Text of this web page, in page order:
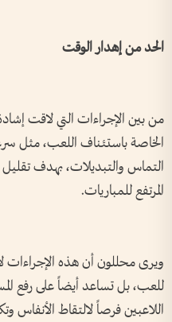
الحد من إهدار الوقت
من بين الإجراءات التي لاقت
الخاصة باستئناف اللعب، مثل
التماس والتبديلات، بهدف تقليل
المرتفع للمباريات.
ويرى محللون أن هذه الإجراءات
للعب، بل تساعد أيضاً على رفع
اللاعبين فرصاً لالتقاط الأنفاس